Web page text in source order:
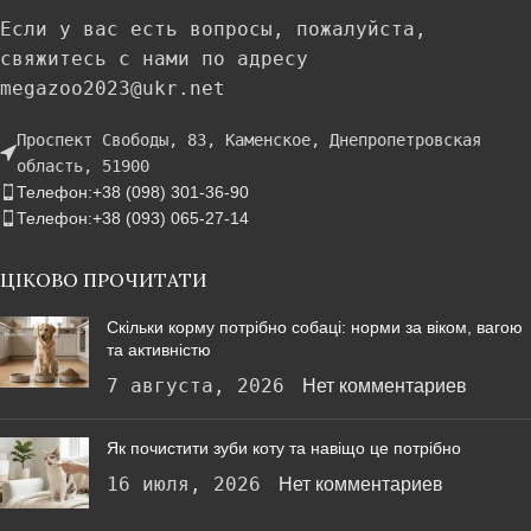
Если у вас есть вопросы, пожалуйста,
свяжитесь с нами по адресу
megazoo2023@ukr.net
Проспект Свободы, 83, Каменское, Днепропетровская
область, 51900
Телефон:+38 (098) 301-36-90
Телефон:+38 (093) 065-27-14
ЦІКОВО ПРОЧИТАТИ
Скільки корму потрібно собаці: норми за віком, вагою
та активністю
7 августа, 2026 Нет комментариев
Як почистити зуби коту та навіщо це потрібно
16 июля, 2026 Нет комментариев